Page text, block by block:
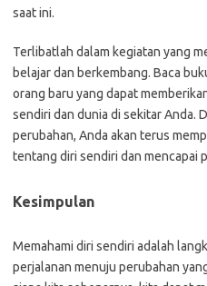
saat ini.
Terlibatlah dalam kegiatan yang
belajar dan berkembang. Baca
orang baru yang dapat
sendiri dan dunia di sekitar Anda.
perubahan, Anda akan terus
tentang diri sendiri dan mencapai
Kesimpulan
Memahami diri sendiri adalah
perjalanan menuju perubahan